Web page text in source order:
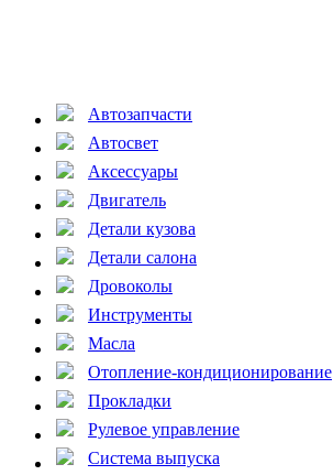
Автозапчасти
Автосвет
Аксессуары
Двигатель
Детали кузова
Детали салона
Дровоколы
Инструменты
Масла
Отопление-кондиционирование
Прокладки
Рулевое управление
Система выпуска